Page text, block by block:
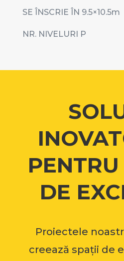
SE ÎNSCRIE ÎN 9.5×10.5m
NR. NIVELURI P
DE
Proiectele
creează spații de